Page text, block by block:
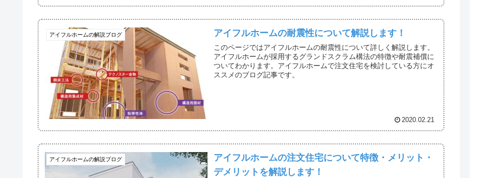
アイフルホームの解説ブログ アイフルホームの耐震性について解説します！
このページではアイフルホームの耐震性について詳しく解説します。
アイフルホームが採用するグランドスクラム構法の特徴や耐震補償に
ついてわかります。アイフルホームで注文住宅を検討している方にオ
ススメのブログ記事です。
2020.02.21
アイフルホームの解説ブログ
アイフルホームの注文住宅について特徴・メリット・
デメリットを解説します！